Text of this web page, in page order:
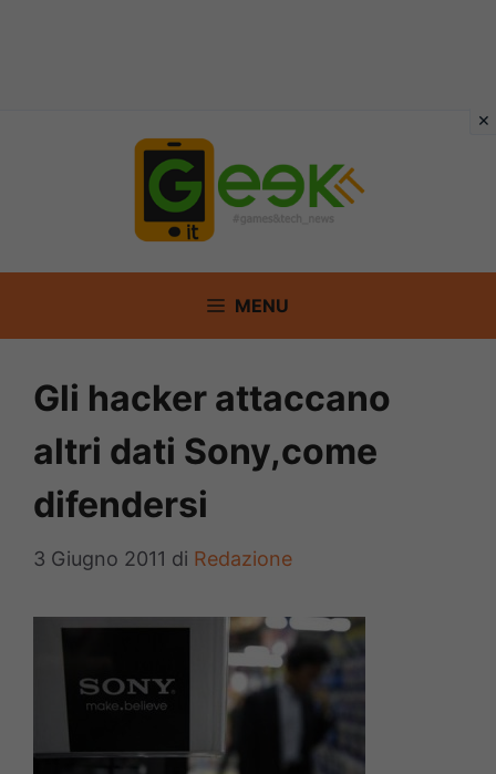
MENU
Gli hacker attaccano
altri dati Sony,come
difendersi
3 Giugno 2011 di Redazione